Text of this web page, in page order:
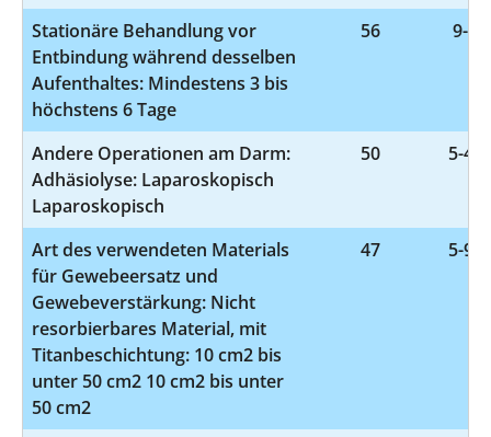
Stationäre Behandlung vor
Entbindung während desselben
Aufenthaltes: Mindestens 3 bis
höchstens 6 Tage
56 9-
Andere Operationen am Darm:
Adhäsiolyse: Laparoskopisch
Laparoskopisch
50 5-
Art des verwendeten Materials
für Gewebeersatz und
Gewebeverstärkung: Nicht
resorbierbares Material, mit
Titanbeschichtung: 10 cm2 bis
unter 50 cm2 10 cm2 bis unter
50 cm2
47 5-